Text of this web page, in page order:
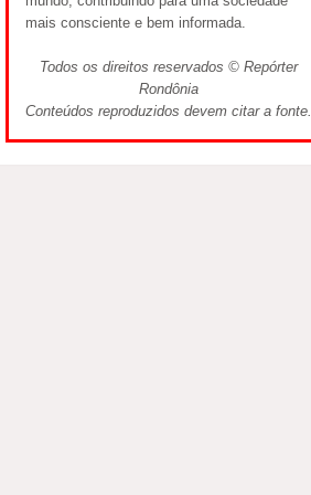
mais consciente e bem informada.
Todos os direitos reservados © Repórter
Rondônia
Conteúdos reproduzidos devem citar a fonte.